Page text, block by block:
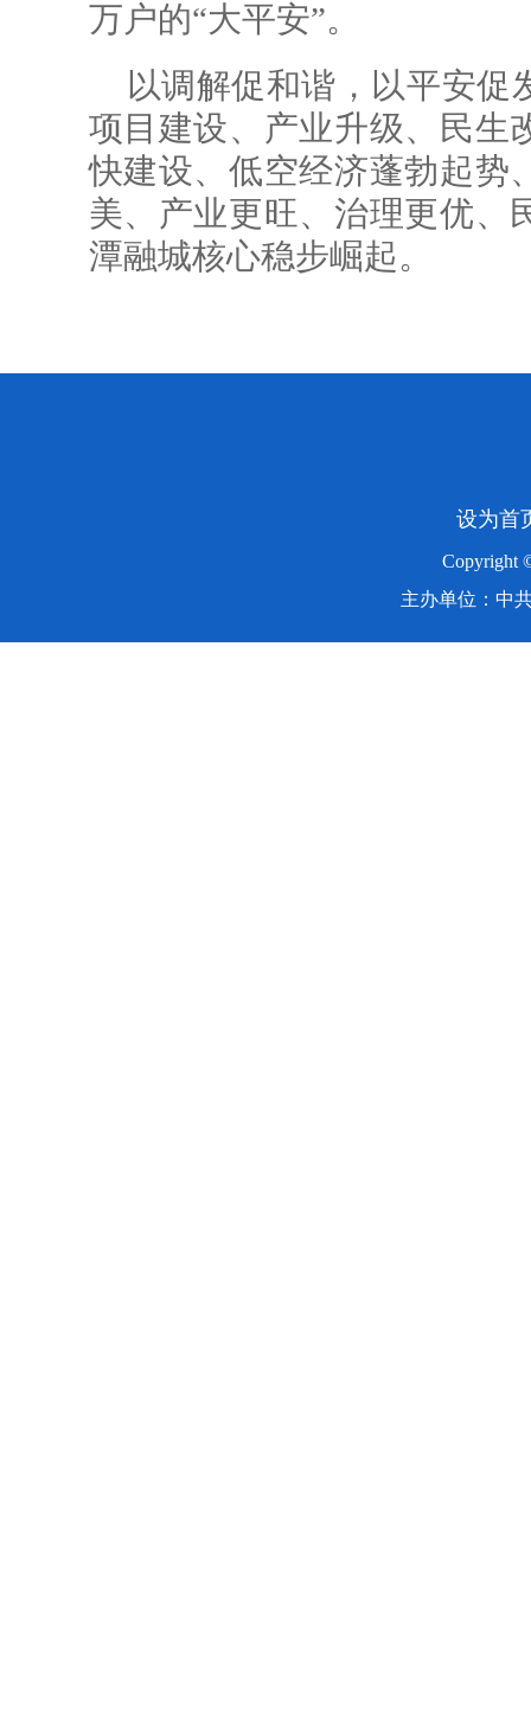
万户的“大平安”。
以调解促和谐，以平安促
项目建设、产业升级、民生
快建设、低空经济蓬勃起势
美、产业更旺、治理更优、
潭融城核心稳步崛起。
设为首
Copyright
主办单位：中